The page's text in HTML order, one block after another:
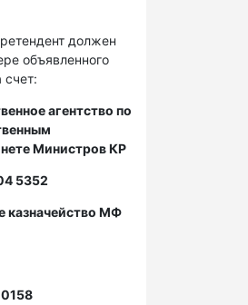
должен
объявленного
счет:
агентство по
Министров КР
5352
МФ